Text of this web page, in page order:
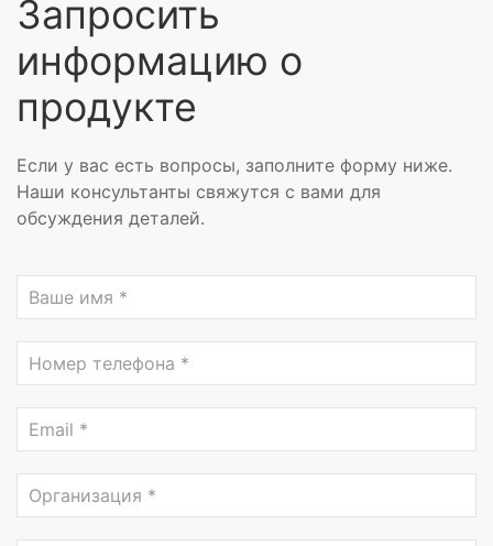
Запросить
информацию о
продукте
Если у вас есть вопросы, заполните форму ниже.
Наши консультанты свяжутся с вами для
обсуждения деталей.